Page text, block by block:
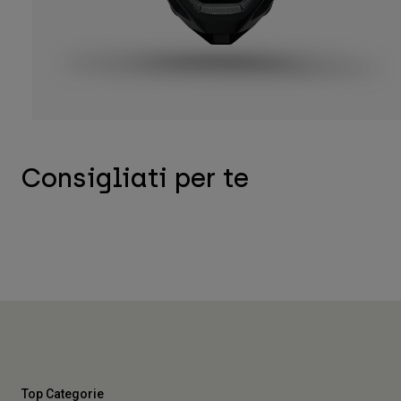
Consigliati per te
Top Categorie